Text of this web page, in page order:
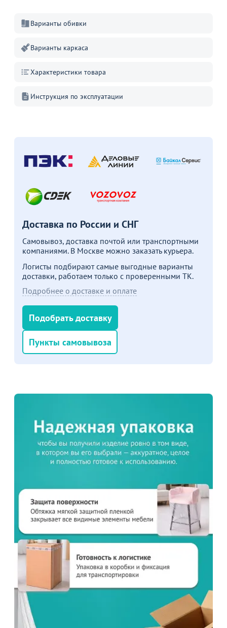
Варианты обивки
Варианты каркаса
Характеристики товара
Инструкция по эксплуатации
Доставка по России и СНГ
Самовывоз, доставка почтой или транспортными
компаниями. В Москве можно заказать курьера.
Логисты подбирают самые выгодные варианты
доставки, работаем только с проверенными ТК.
Подробнее о доставке и оплате
Подобрать доставку
Пункты самовывоза
Товар в корзине
3 630
В корзине
Продолжить покупки
С этим товаром покупают